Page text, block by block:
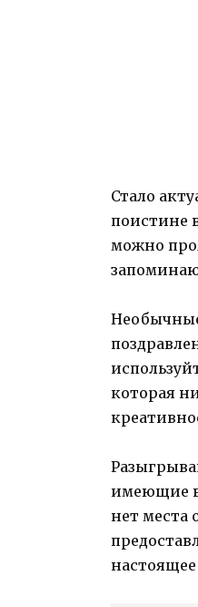
Стало
поистине
можно
которая
имеющие
нет места
настоящее